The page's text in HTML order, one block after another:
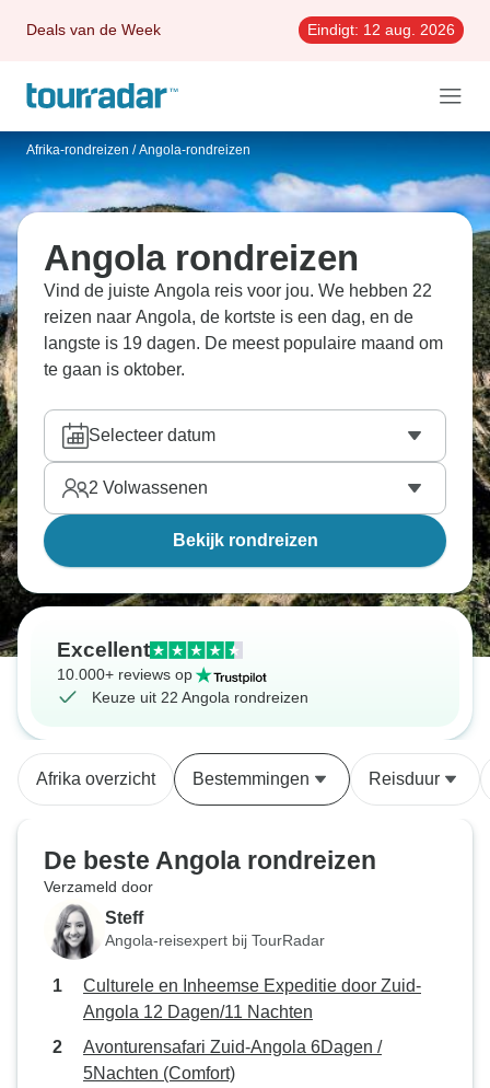
Deals van de Week Eindigt: 12 aug. 2026
Afrika-rondreizen / Angola-rondreizen
Angola rondreizen
Vind de juiste Angola reis voor jou. We hebben 22
reizen naar Angola, de kortste is een dag, en de
langste is 19 dagen. De meest populaire maand om
te gaan is oktober.
Selecteer datum
2 Volwassenen
Bekijk rondreizen
Excellent
10.000+ reviews op
Keuze uit 22 Angola rondreizen
Afrika overzicht Bestemmingen Reisduur
De beste Angola rondreizen
Verzameld door
Steff
Angola-reisexpert bij TourRadar
Culturele en Inheemse Expeditie door Zuid-
Angola 12 Dagen/11 Nachten
Avonturensafari Zuid-Angola 6Dagen /
5Nachten (Comfort)